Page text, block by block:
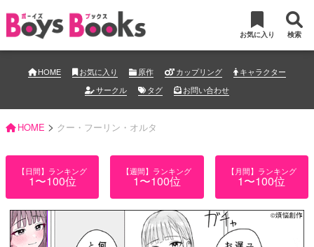
お気に入り 検索
HOME お気に入り 原作 カップリング
キャラクター
サークル
タグ お問い合わせ
HOME > クー・フーリン・オルタ
【日間】ランキング
1〜100位
【週間】ランキング
1〜100位
【月間】ランキング
1〜100位